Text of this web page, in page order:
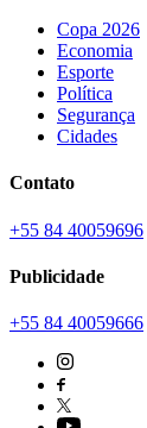
Copa 2026
Economia
Esporte
Política
Segurança
Cidades
Contato
+55 84 40059696
Publicidade
+55 84 40059666